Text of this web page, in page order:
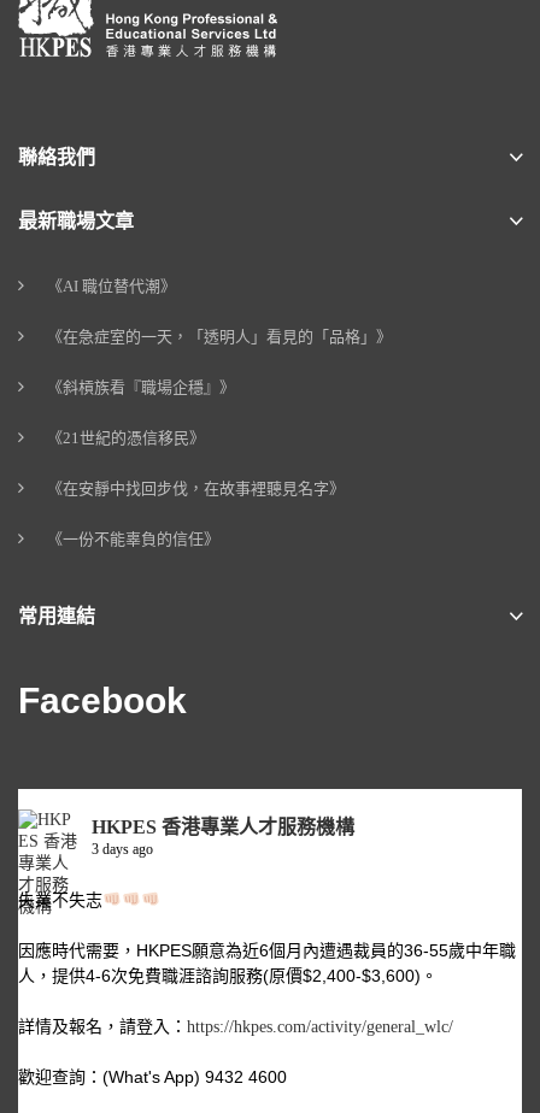
聯絡我們
最新職場文章
《AI 職位替代潮》
《在急症室的一天，「透明人」看見的「品格」》
《斜槓族看『職場企穩』》
《21世紀的憑信移民》
《在安靜中找回步伐，在故事裡聽見名字》
《一份不能辜負的信任》
常用連結
Facebook
HKPES 香港專業人才服務機構
3 days ago
失業不失志
因應時代需要，HKPES願意為近6個月內遭遇裁員的36-55歲中年職
人，提供4-6次免費職涯諮詢服務(原價$2,400-$3,600)。
詳情及報名，請登入： https://hkpes.com/activity/general_wlc/
歡迎查詢：(What's App) 9432 4600